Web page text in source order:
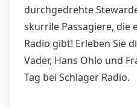
durchgedrehte
skurrile Passagiere, die
Radio gibt! Erleben Sie
Vader, Hans Ohlo und
Tag bei Schlager Radio.